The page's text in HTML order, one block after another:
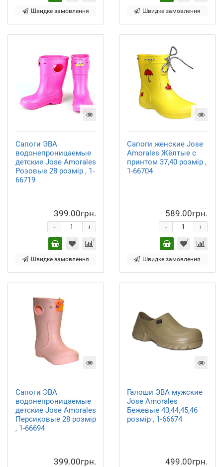
Швидке замовлення Швидке замовлення
Сапоги ЭВА
водонепроницаемые
детские Jose Amorales
Розовые 28 розмір , 1-
66719
399.00грн.
+
-
Швидке замовлення
Сапоги женские Jose
Amorales Жёлтые с
принтом 37,40 розмір ,
1-66704
589.00грн.
+
-
Швидке замовлення
Сапоги ЭВА
водонепроницаемые
детские Jose Amorales
Персиковые 28 розмір
, 1-66694
399.00грн.
Галоши ЭВА мужские
Jose Amorales
Бежевые 43,44,45,46
розмір , 1-66674
499.00грн.